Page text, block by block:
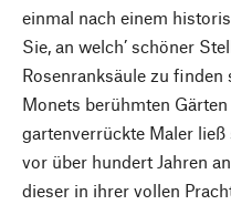
einmal nach einem
Sie, an welch’ schöner
Rosenranksäule zu
Monets berühmten
gartenverrückte Maler
vor über hundert Jahren
dieser in ihrer vollen